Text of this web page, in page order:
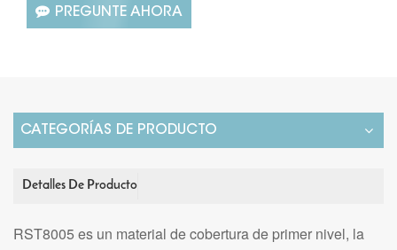
PREGUNTE AHORA
CATEGORÍAS DE PRODUCTO
Detalles De Producto
RST8005 es un material de cobertura de primer nivel, la